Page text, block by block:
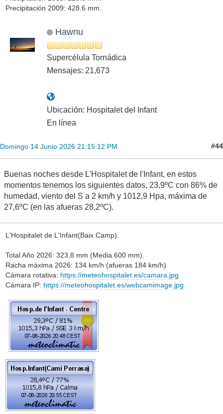
Precipitación 2009: 428.6 mm.
Hawnu
Supercélula Tornádica
Mensajes: 21,673
Ubicación: Hospitalet del Infant
En línea
Domingo 14 Junio 2026 21:15:12 PM #44
Buenas noches desde L'Hospitalet de l'Infant, en estos
momentos tenemos los siguientes datos, 23,9ºC con 86% de
humedad, viento del S a 2 km/h y 1012,9 Hpa, máxima de
27,6ºC (en las afueras 28,2ºC).
L'Hospitalet de L'Infant(Baix Camp).
Total Año 2026: 323,8 mm (Media 600 mm).
Racha máxima 2026: 134 km/h (afueras 184 km/h)
Cámara rotativa: https://meteohospitalet.es/camara.jpg
Cámara IP: https://meteohospitalet.es/webcamimage.jpg